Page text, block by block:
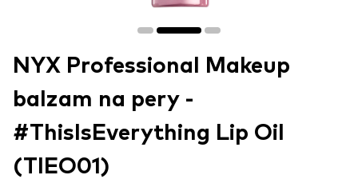
NYX Professional Makeup
balzam na pery -
#ThisIsEverything Lip Oil
(TIEO01)